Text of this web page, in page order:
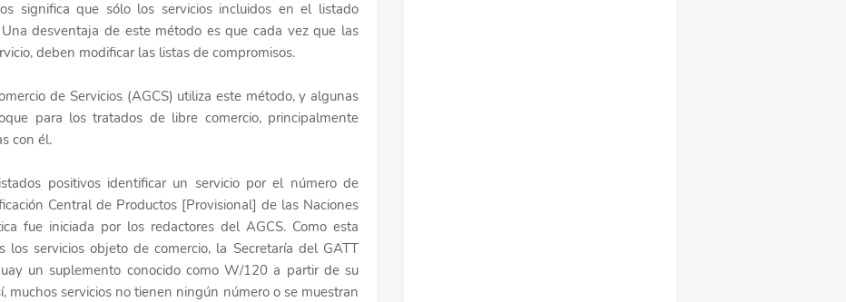
significa que sólo los servicios incluidos en el listado
desventaja de este método es que cada vez que las
deben modificar las listas de compromisos.
de Servicios (AGCS) utiliza este método, y algunas
para los tratados de libre comercio, principalmente
con él.
positivos identificar un servicio por el número de
Central de Productos [Provisional] de las Naciones
fue iniciada por los redactores del AGCS. Como esta
los servicios objeto de comercio, la Secretaría del GATT
un suplemento conocido como W/120 a partir de su
muchos servicios no tienen ningún número o se muestran